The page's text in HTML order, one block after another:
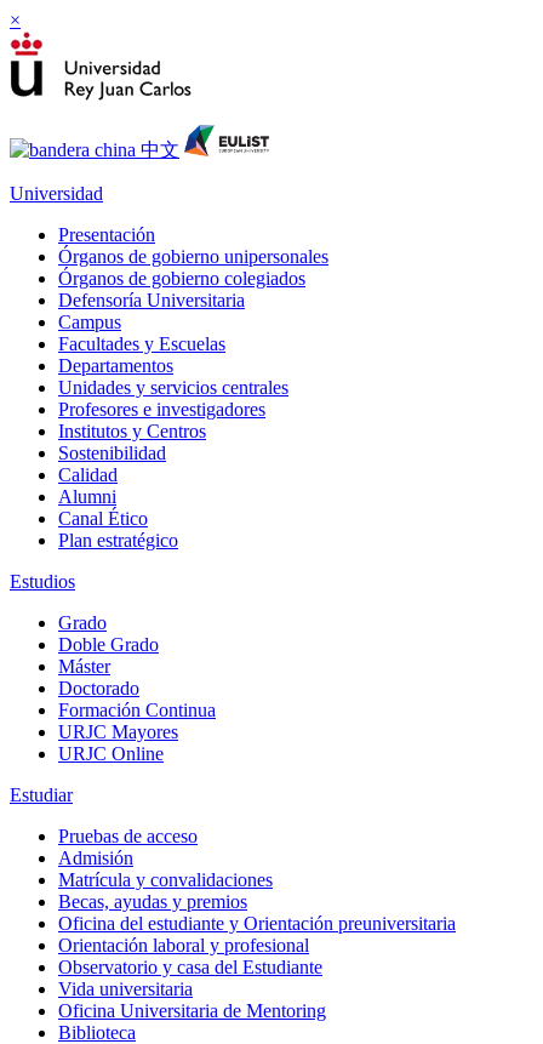
×
Universidad
Presentación
Órganos de gobierno unipersonales
Órganos de gobierno colegiados
Defensoría Universitaria
Campus
Facultades y Escuelas
Departamentos
Unidades y servicios centrales
Profesores e investigadores
Institutos y Centros
Sostenibilidad
Calidad
Alumni
Canal Ético
Plan estratégico
Estudios
Grado
Doble Grado
Máster
Doctorado
Formación Continua
URJC Mayores
URJC Online
Estudiar
Pruebas de acceso
Admisión
Matrícula y convalidaciones
Becas, ayudas y premios
Oficina del estudiante y Orientación preuniversitaria
Orientación laboral y profesional
Observatorio y casa del Estudiante
Vida universitaria
Oficina Universitaria de Mentoring
Biblioteca